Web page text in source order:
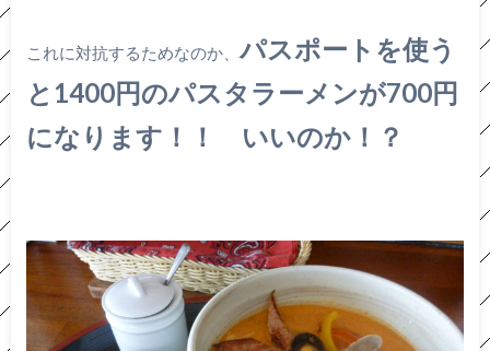
これに対抗するためなのか、パスポートを使う
と1400円のパスタラーメンが700円
になります！！ いいのか！？